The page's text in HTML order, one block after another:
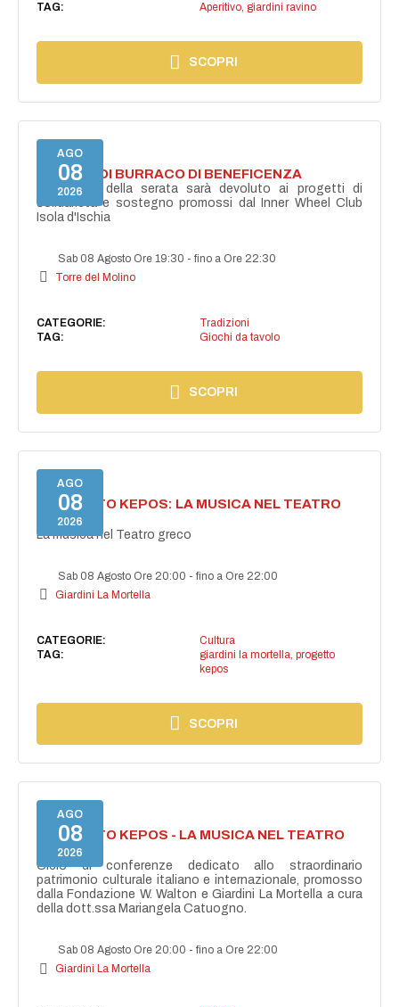
TAG:
Aperitivo, giardini ravino
SCOPRI
AGO
08
2026
TORNEO DI BURRACO DI BENEFICENZA
Il ricavato della serata sarà devoluto ai progetti di
solidarietà e sostegno promossi dal Inner Wheel Club
Isola d'Ischia
Sab 08 Agosto Ore 19:30 -fino a Ore 22:30
Torre del Molino
CATEGORIE:
Tradizioni
TAG:
Giochi da tavolo
SCOPRI
AGO
08
2026
PROGETTO KEPOS: LA MUSICA NEL TEATRO
GRECO
La musica nel Teatro greco
Sab 08 Agosto Ore 20:00 -fino a Ore 22:00
Giardini La Mortella
CATEGORIE:
Cultura
TAG:
giardini la mortella progetto
kepos
SCOPRI
AGO
08
2026
PROGETTO KEPOS - LA MUSICA NEL TEATRO
GRECO
Ciclo di conferenze dedicato allo straordinario
patrimonio culturale italiano e internazionale, promosso
dalla Fondazione W. Walton e Giardini La Mortella a cura
della dott.ssa Mariangela Catuogno.
Sab 08 Agosto Ore 20:00 -fino a Ore 22:00
Giardini La Mortella